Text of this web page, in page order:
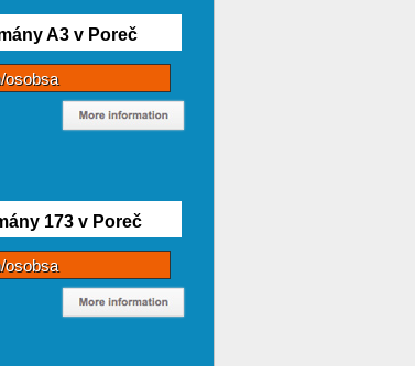
A3 v Poreč
osobsa
173 v Poreč
osobsa